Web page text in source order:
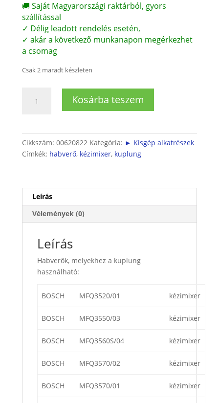
🚚 Saját Magyarországi raktárból, gyors
szállítással
✓ Délig leadott rendelés esetén,
✓ akár a következő munkanapon megérkezhet
a csomag
Csak 2 maradt készleten
habverőhöz
Kosárba teszem
Cikkszám: 00620822 Kategória: ► Kisgép alkatrészek
Címkék: habverő, kézimixer, kuplung
Leírás
Vélemények (0)
Leírás
Habverők, melyekhez a kuplung
használható:
BOSCH MFQ3520/01 kézimixer
BOSCH MFQ3550/03 kézimixer
BOSCH MFQ3560S/04 kézimixer
BOSCH MFQ3570/02 kézimixer
BOSCH MFQ3570/01 kézimixer